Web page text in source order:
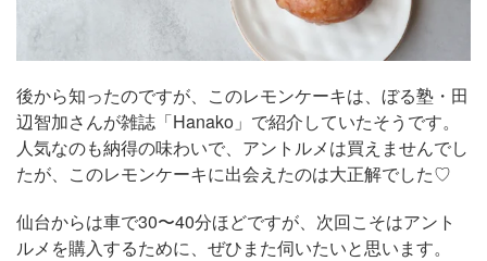
後から知ったのですが、このレモンケーキは、ぼる塾・田
辺智加さんが雑誌「Hanako」で紹介していたそうです。
人気なのも納得の味わいで、アントルメは買えませんでし
たが、このレモンケーキに出会えたのは大正解でした♡
仙台からは車で30〜40分ほどですが、次回こそはアント
ルメを購入するために、ぜひまた伺いたいと思います。